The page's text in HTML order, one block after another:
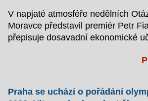
V napjaté atmosféře nedělních
Moravce představil premiér Petr
přepisuje dosavadní ekonomické
monolog s takovým zápalem, že
studiu podrobně vysvětlil, jak hodlá
Praha se uchází o pořádání